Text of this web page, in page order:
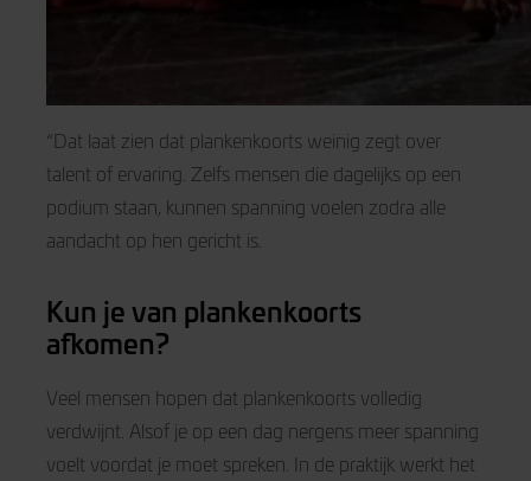
“Dat laat zien dat plankenkoorts weinig zegt over
talent of ervaring. Zelfs mensen die dagelijks op een
podium staan, kunnen spanning voelen zodra alle
aandacht op hen gericht is.
Kun je van plankenkoorts
afkomen?
Veel mensen hopen dat plankenkoorts volledig
verdwijnt. Alsof je op een dag nergens meer spanning
voelt voordat je moet spreken. In de praktijk werkt het